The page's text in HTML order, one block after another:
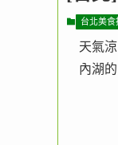
台北美食
天氣
內湖的